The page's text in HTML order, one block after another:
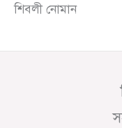
শিবলী নোমান